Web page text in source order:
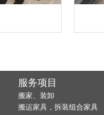
服务项目
搬家、装卸
搬运家具，拆装组合家具